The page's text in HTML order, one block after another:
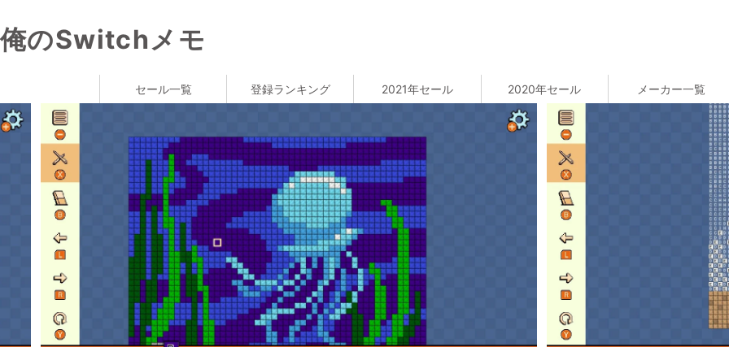
俺のSwitchメモ
セール一覧 登録ランキング 2021年セール 2020年セール メーカー一覧